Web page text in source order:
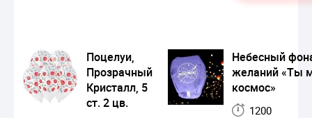
Поцелуи,
Прозрачный
Кристалл, 5
ст. 2 цв.
Небесный
желаний «Ты
космос»
1200